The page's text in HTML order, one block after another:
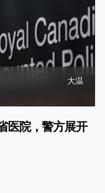
大温
医院，警方展开